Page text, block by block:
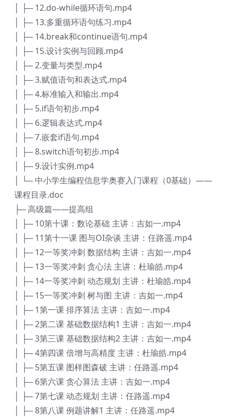
│ ├─ 12.do-while循环语句.mp4
│ ├─ 13.多重循环语句练习.mp4
│ ├─ 14.break和continue语句.mp4
│ ├─ 15.设计实例与回顾.mp4
│ ├─ 2.变量与类型.mp4
│ ├─ 3.赋值语句和表达式.mp4
│ ├─ 4.标准输入和输出.mp4
│ ├─ 5.if语句初步.mp4
│ ├─ 6.逻辑表达式.mp4
│ ├─ 7.嵌套if语句.mp4
│ ├─ 8.switch语句初步.mp4
│ ├─ 9.设计实例.mp4
│ └─ 中小学生编程信息学奥赛入门课程（0基础）——
课程目录.doc
├─ 高级篇——提高组
│ ├─ 10第十课：数论基础 主讲：吉如一.mp4
│ ├─ 11第十一课 图与OI杂谈 主讲：任路遥.mp4
│ ├─ 12一等奖冲刺 数据结构 主讲：吉如一.mp4
│ ├─ 13一等奖冲刺 贪心法 主讲：杜瑜皓.mp4
│ ├─ 14一等奖冲刺 动态规划 主讲：杜瑜皓.mp4
│ ├─ 15一等奖冲刺 树与图 主讲：吉如一.mp4
│ ├─ 1第一课 排序算法 主讲：吉如一.mp4
│ ├─ 2第二课 基础数据结构1 主讲：吉如一.mp4
│ ├─ 3第三课 基础数据结构2 主讲：吉如一.mp4
│ ├─ 4第四课 倍增与高精度 主讲：杜瑜皓.mp4
│ ├─ 5第五课 图样图森破 主讲：任路遥.mp4
│ ├─ 6第六课 贪心算法 主讲：吉如一.mp4
│ ├─ 7第七课 动态规划 主讲：任路遥.mp4
│ ├─ 8第八课 例题讲解1 主讲：任路遥.mp4